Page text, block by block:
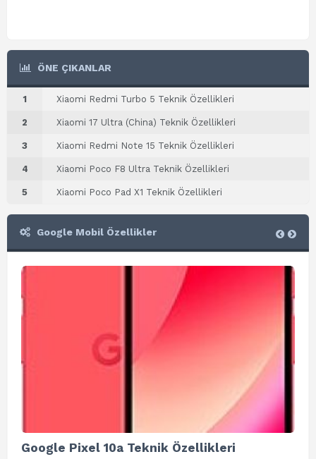
ÖNE ÇIKANLAR
1 Xiaomi Redmi Turbo 5 Teknik Özellikleri
2 Xiaomi 17 Ultra (China) Teknik Özellikleri
3 Xiaomi Redmi Note 15 Teknik Özellikleri
4 Xiaomi Poco F8 Ultra Teknik Özellikleri
5 Xiaomi Poco Pad X1 Teknik Özellikleri
Google Mobil Özellikler
Google Pixel 10a Teknik Özellikleri